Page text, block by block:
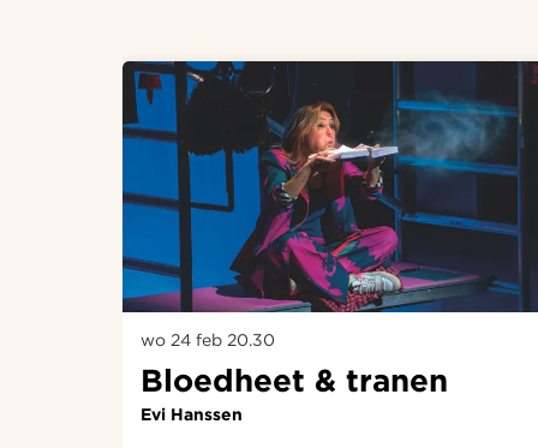
Bloedheet & tranen
Evi Hanssen
wo 24 feb 20.30